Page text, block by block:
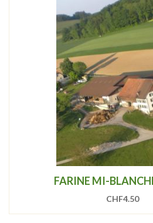
FARINE MI-
CHF4.50